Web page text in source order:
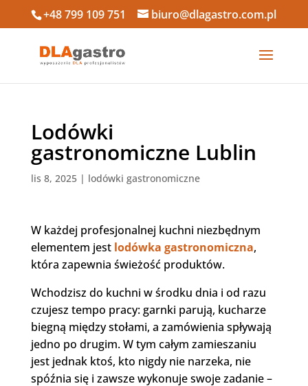
+48 799 109 751 biuro@dlagastro.com.pl
Lodówki
gastronomiczne Lublin
lis 8, 2025| lodówki gastronomiczne
W każdej profesjonalnej kuchni niezbędnym
elementem jest lodówka gastronomiczna,
która zapewnia świeżość produktów.
Wchodzisz do kuchni w środku dnia i od razu
czujesz tempo pracy: garnki parują, kucharze
biegną między stołami, a zamówienia spływają
jedno po drugim. W tym całym zamieszaniu
jest jednak ktoś, kto nigdy nie narzeka, nie
spóźnia się i zawsze wykonuje swoje zadanie –